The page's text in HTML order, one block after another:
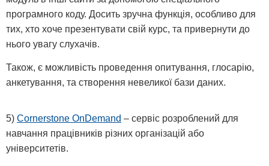
програмного коду. Досить зручна функція, особливо для
тих, хто хоче презентувати свій курс, та привернути до
нього увагу слухачів.
Також, є можливість проведення опитування, глосарію,
анкетування, та створення невеликої бази даних.
5) Cornerstone OnDemand – сервіс розроблений для
навчання працівників різних організацій або
університетів.